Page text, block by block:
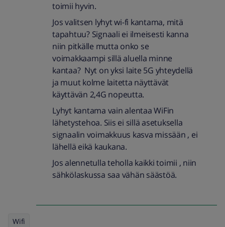
toimii hyvin.
Jos valitsen lyhyt wi-fi kantama, mitä
tapahtuu? Signaali ei ilmeisesti kanna
niin pitkälle mutta onko se
voimakkaampi sillä aluella minne
kantaa? Nyt on yksi laite 5G yhteydellä
ja muut kolme laitetta näyttävät
käyttävän 2,4G nopeutta.
Lyhyt kantama vain alentaa WiFin
lähetystehoa. Siis ei sillä asetuksella
signaalin voimakkuus kasva missään , ei
lähellä eikä kaukana.
Jos alennetulla teholla kaikki toimii , niin
sähkölaskussa saa vähän säästöä.
Wifi